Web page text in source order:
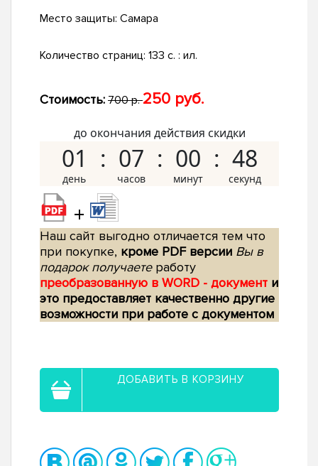
Место защиты: Самара
Количество страниц: 133 с. : ил.
Стоимость: 700 р.250 руб.
до окончания действия скидки
01 07 00 47
+
Наш сайт выгодно отличается тем что
при покупке, кроме PDF версии Вы в
подарок получаетеработу
преобразованную в WORD - документ и
это предоставляет качественно другие
возможности при работе с документом
ДОБАВИТЬ В КОРЗИНУ